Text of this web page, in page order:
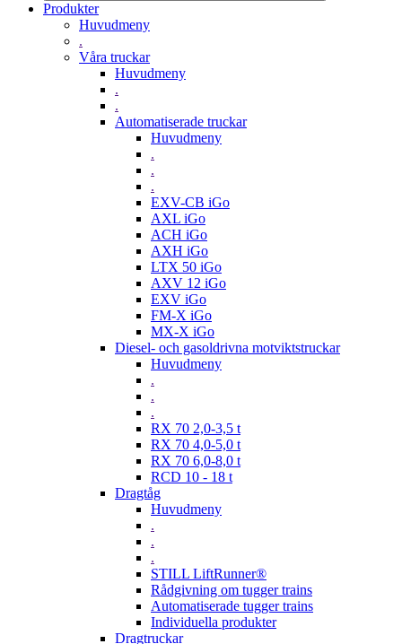
Produkter
Huvudmeny
.
Våra truckar
Huvudmeny
.
.
Automatiserade truckar
Huvudmeny
.
.
.
EXV-CB iGo
AXL iGo
ACH iGo
AXH iGo
LTX 50 iGo
AXV 12 iGo
EXV iGo
FM-X iGo
MX-X iGo
Diesel- och gasoldrivna motviktstruckar
Huvudmeny
.
.
.
RX 70 2,0-3,5 t
RX 70 4,0-5,0 t
RX 70 6,0-8,0 t
RCD 10 - 18 t
Dragtåg
Huvudmeny
.
.
.
STILL LiftRunner®
Rådgivning om tugger trains
Automatiserade tugger trains
Individuella produkter
Dragtruckar